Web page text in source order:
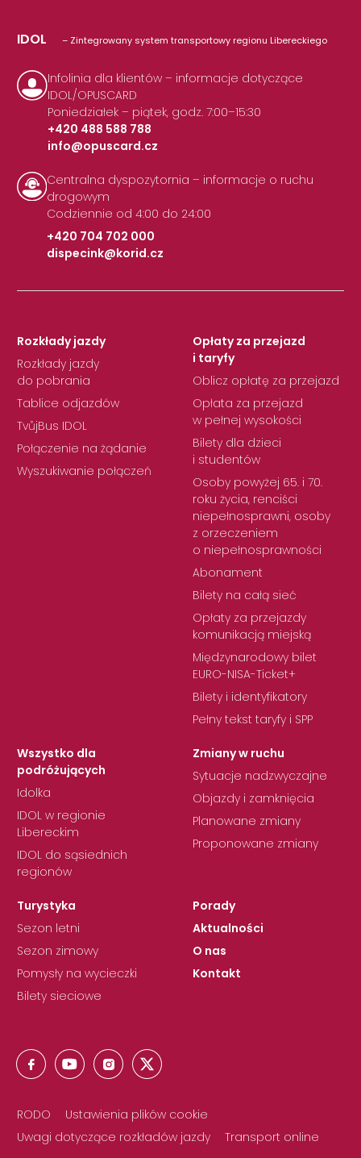
IDOL – Zintegrowany system transportowy regionu Libereckiego
Infolinia dla klientów – informacje dotyczące
IDOL/OPUSCARD
Poniedziałek – piątek, godz. 7:00–15:30
+420 488 588 788
|
info@opuscard.cz
Centralna dyspozytornia – informacje o ruchu
drogowym
Codziennie od 4:00 do 24:00
+420 704 702 000
|
dispecink@korid.cz
Rozkłady jazdy
Rozkłady jazdy
do pobrania
Tablice odjazdów
TvůjBus IDOL
Połączenie na żądanie
Wyszukiwanie połączeń
Opłaty za przejazd
i taryfy
Oblicz opłatę za przejazd
Opłata za przejazd
w pełnej wysokości
Bilety dla dzieci
i studentów
Osoby powyżej 65. i 70.
roku życia, renciści
niepełnosprawni, osoby
z orzeczeniem
o niepełnosprawności
Abonament
Bilety na całą sieć
Opłaty za przejazdy
komunikacją miejską
Międzynarodowy bilet
EURO-NISA-Ticket+
Bilety i identyfikatory
Pełny tekst taryfy i SPP
Wszystko dla
podróżujących
Idolka
IDOL w regionie
Libereckim
IDOL do sąsiednich
regionów
Zmiany w ruchu
Sytuacje nadzwyczajne
Objazdy i zamknięcia
Planowane zmiany
Proponowane zmiany
Turystyka
Sezon letni
Sezon zimowy
Pomysły na wycieczki
Bilety sieciowe
Porady
Aktualności
O nas
Kontakt
RODO
Ustawienia plików cookie
Uwagi dotyczące rozkładów jazdy
Transport online